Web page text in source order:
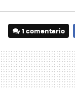
1 comentario